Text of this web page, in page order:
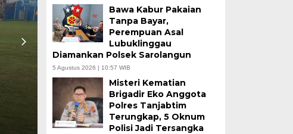
3 Hari Pencarian,
Tahun Terseret Arus
Tantan Ditemukan
Kamis, 6 Agu 2026 - 15:33 WIB
MERANGIN – Tim SAR Gabungan berhasil
terseret arus di Sungai…
Bawa Kabur Pakaian
Tanpa Bayar,
Perempuan Asal
Lubuklinggau
Diamankan Polsek Sarolangun
5 Agustus 2026 | 10:57 WIB
Misteri Kematian
Brigadir Eko Anggota
Polres Tanjabtim
Terungkap, 5 Oknum
Polisi Jadi Tersangka